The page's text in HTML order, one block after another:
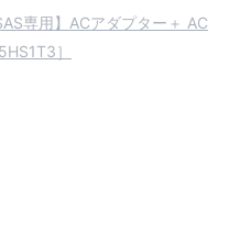
専用】ACアダプター＋ AC
］